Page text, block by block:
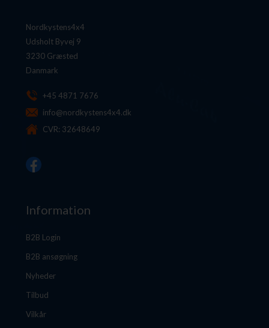
Nordkystens4x4
Udsholt Byvej 9
3230 Græsted
Danmark
+45 4871 7676
info@nordkystens4x4.dk
CVR: 32648649
Information
B2B Login
B2B ansøgning
Nyheder
Tilbud
Vilkår